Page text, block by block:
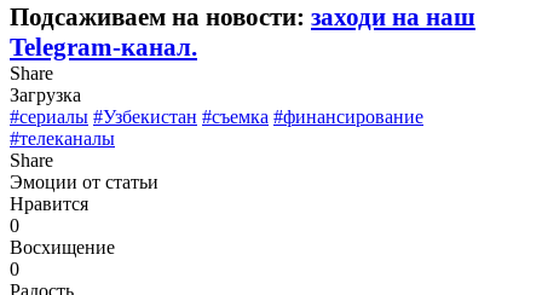
Подсаживаем на новости: заходи на наш
Telegram-канал.
Share
Загрузка
#сериалы #Узбекистан #съемка #финансирование
#телеканалы
Share
Эмоции от статьи
Нравится
0
Восхищение
0
Радость